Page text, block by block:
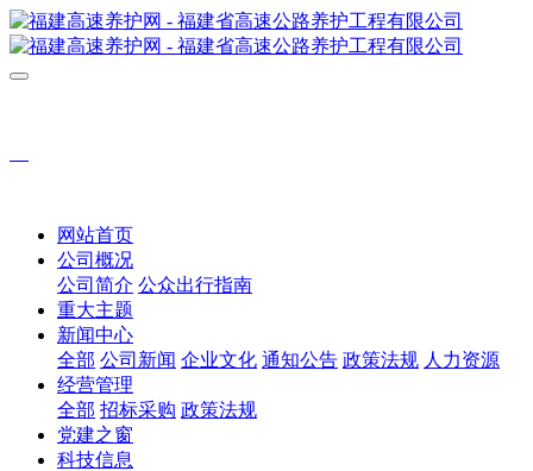
网站首页
公司概况
公司简介 公众出行指南
重大主题
新闻中心
全部 公司新闻 企业文化 通知公告 政策法规 人力资源
经营管理
全部 招标采购 政策法规
党建之窗
科技信息